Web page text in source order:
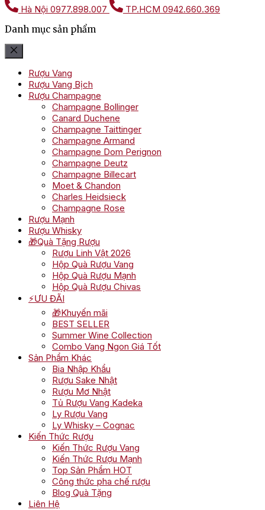
Hà Nội 0977.898.007 TP.HCM 0942.660.369
Danh mục sản phẩm
Rượu Vang
Rượu Vang Bịch
Rượu Champagne
Champagne Bollinger
Canard Duchene
Champagne Taittinger
Champagne Armand
Champagne Dom Perignon
Champagne Deutz
Champagne Billecart
Moet & Chandon
Charles Heidsieck
Champagne Rose
Rượu Mạnh
Rượu Whisky
🎁Quà Tặng Rượu
Rượu Linh Vật 2026
Hộp Quà Rượu Vang
Hộp Quà Rượu Mạnh
Hộp Quà Rượu Chivas
⚡ƯU ĐÃI
🎁Khuyến mãi
BEST SELLER
Summer Wine Collection
Combo Vang Ngon Giá Tốt
Sản Phẩm Khác
Bia Nhập Khẩu
Rượu Sake Nhật
Rượu Mơ Nhật
Tủ Rượu Vang Kadeka
Ly Rượu Vang
Ly Whisky – Cognac
Kiến Thức Rượu
Kiến Thức Rượu Vang
Kiến Thức Rượu Mạnh
Top Sản Phẩm HOT
Công thức pha chế rượu
Blog Quà Tặng
Liên Hệ